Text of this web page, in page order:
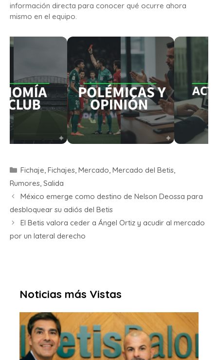
información directa para conocer qué ocurre ahora
mismo en el equipo.
Fichaje, Fichajes, Mercado, Mercado del Betis,
Rumores, Salida
México emerge como destino de Nelson Deossa para
desbloquear su adiós del Betis
El Betis valora ceder a Ángel Ortiz y acudir al mercado
por un lateral derecho
Noticias más Vistas